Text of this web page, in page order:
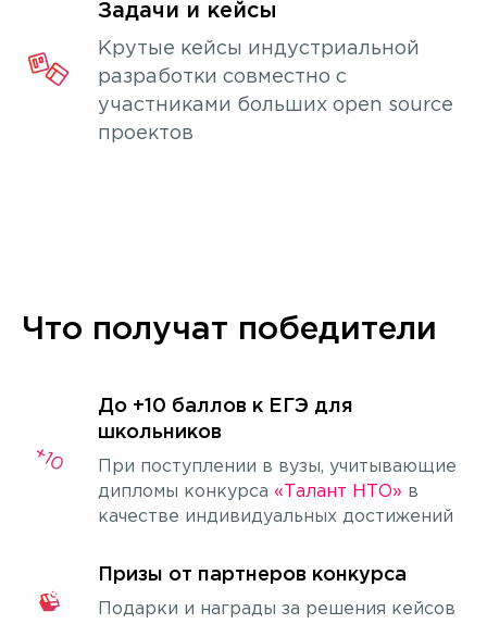
Задачи и кейсы
Крутые кейсы индустриальной
разработки совместно с
участниками больших open source
проектов
Что получат победители
До +10 баллов к ЕГЭ для
школьников
При поступлении в вузы, учитывающие
дипломы конкурса «Талант НТО» в
качестве индивидуальных достижений
Призы от партнеров конкурса
Подарки и награды за решения кейсов